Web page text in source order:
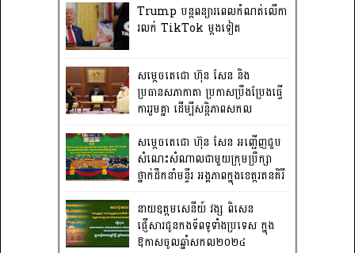
Trump បន្តពន្យារពេលកំណត់លើកា
រលក់ TikTok ម្តងទៀត
សម្តេចតេជោ ហ៊ុន សែន និង
ប្រធានសភាកាតា ប្រកាសប្រឹងប្រែងធ្វើ
ការ​រួមគ្នា ដើម្បីសន្តិភាពសកល
សម្តេចតេជោ ហ៊ុន សែន អញ្ជើញជួប
សំណេះសំណាលជាមួយក្រុមប្រឹក្សា
ថ្នាក់ដឹកនាំមន្ទីរ អង្គភាពក្នុងខេត្តរតនគិរី
នាយឧត្តមសេនីយ៍ វង្ស ពិសេន
ផ្ញើសារជូនកងទ័ពទូទាំងប្រទេស ក្នុង
ឱកាសចូលឆ្នាំសកល២០២៤